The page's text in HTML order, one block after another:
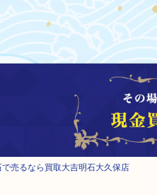
で売るなら買取大吉明石大久保店